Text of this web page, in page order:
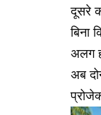
दूसरे
बिना
अलग
अब